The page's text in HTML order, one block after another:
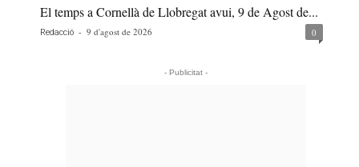
El temps a Cornellà de Llobregat avui, 9 de Agost de...
Redacció - 9 d'agost de 2026 0
- Publicitat -